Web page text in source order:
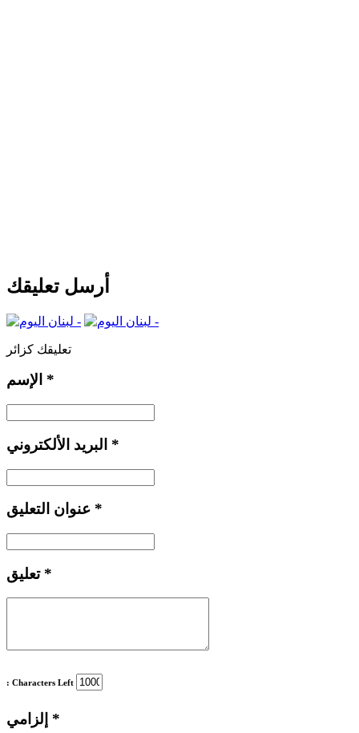
أرسل تعليقك
تعليقك كزائر
*
*
*
تعليق *
: Characters Left
*